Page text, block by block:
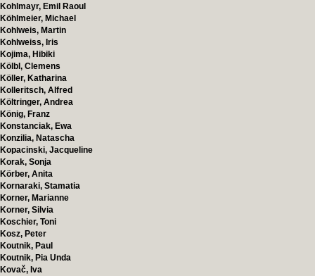
Kohlmayr, Emil Raoul
Köhlmeier, Michael
Kohlweis, Martin
Kohlweiss, Iris
Kojima, Hibiki
Kölbl, Clemens
Köller, Katharina
Kolleritsch, Alfred
Költringer, Andrea
König, Franz
Konstanciak, Ewa
Konzilia, Natascha
Kopacinski, Jacqueline
Korak, Sonja
Körber, Anita
Kornaraki, Stamatia
Korner, Marianne
Korner, Silvia
Koschier, Toni
Kosz, Peter
Koutnik, Paul
Koutnik, Pia Unda
Kovač, Iva